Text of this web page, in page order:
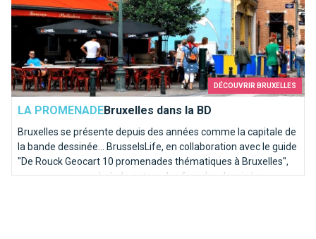
DÉCOUVRIR BRUXELLES
LA PROMENADEBruxelles dans la BD
Bruxelles se présente depuis des années comme la capitale de
la bande dessinée... BrusselsLife, en collaboration avec le guide
"De Rouck Geocart 10 promenades thématiques à Bruxelles",
vous propose une balade autour des façades dessinées...